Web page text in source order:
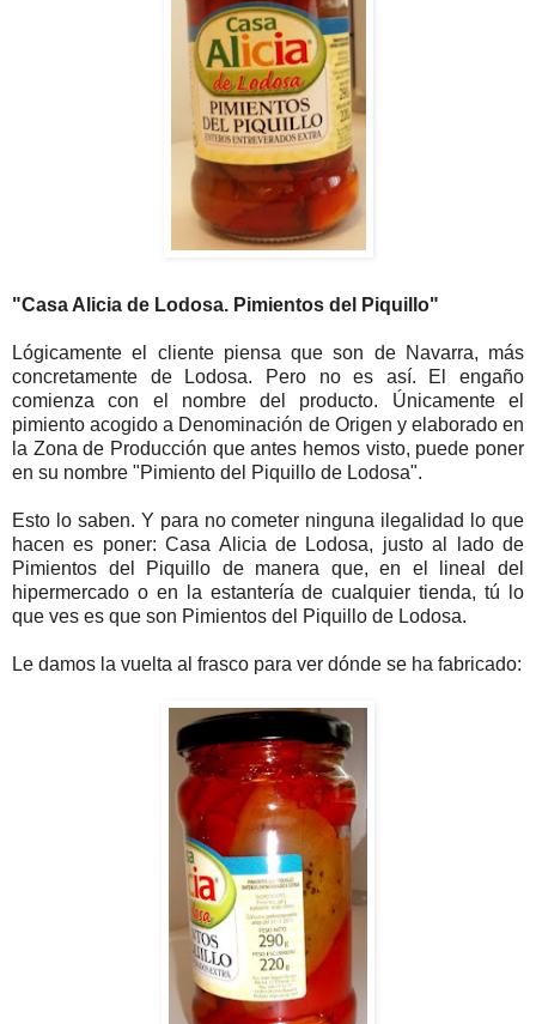
"Casa Alicia de Lodosa. Pimientos del Piquillo"
Lógicamente el cliente piensa que son de Navarra, más
concretamente de Lodosa. Pero no es así. El engaño
comienza con el nombre del producto. Únicamente el
pimiento acogido a Denominación de Origen y elaborado en
la Zona de Producción que antes hemos visto, puede poner
en su nombre "Pimiento del Piquillo de Lodosa".
Esto lo saben. Y para no cometer ninguna ilegalidad lo que
hacen es poner: Casa Alicia de Lodosa, justo al lado de
Pimientos del Piquillo de manera que, en el lineal del
hipermercado o en la estantería de cualquier tienda, tú lo
que ves es que son Pimientos del Piquillo de Lodosa.
Le damos la vuelta al frasco para ver dónde se ha fabricado: